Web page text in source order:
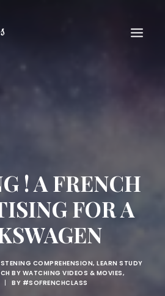
! A FRENCH
FOR A
COMPREHENSION,LEARN STUDY
BY WATCHING VIDEOS & MOVIES,
| BY #SOFRENCHCLASS